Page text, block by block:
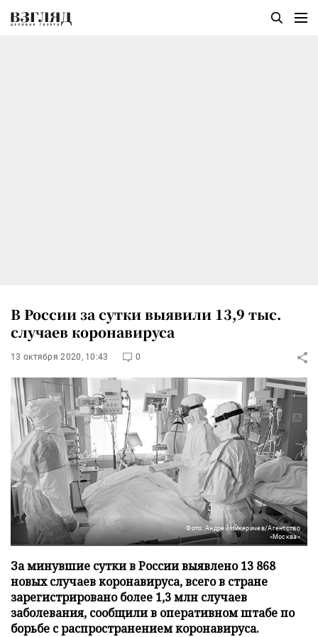
В России за сутки выявили 13,9 тыс.
случаев коронавируса
13 октября 2020, 10:43 0
Фото: Андрей Никеричев/Агентство
«Москва»
За минувшие сутки в России выявлено 13 868
новых случаев коронавируса, всего в стране
зарегистрировано более 1,3 млн случаев
заболевания, сообщили в оперативном штабе по
борьбе с распространением коронавируса.